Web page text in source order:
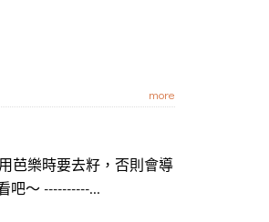
more
芭樂時要去籽，否則會導
吧～ ----------...